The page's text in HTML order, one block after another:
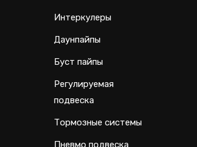
Интеркулеры
Даунпайпы
Буст пайпы
Регулируемая
подвеска
Тормозные системы
Пневмо подвеска